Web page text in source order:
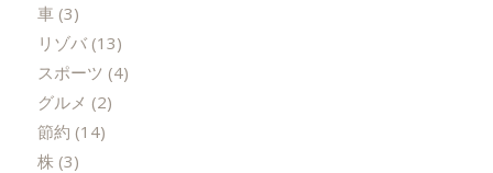
車(3)
リゾバ(13)
スポーツ (4)
グルメ (2)
節約 (14)
株(3)